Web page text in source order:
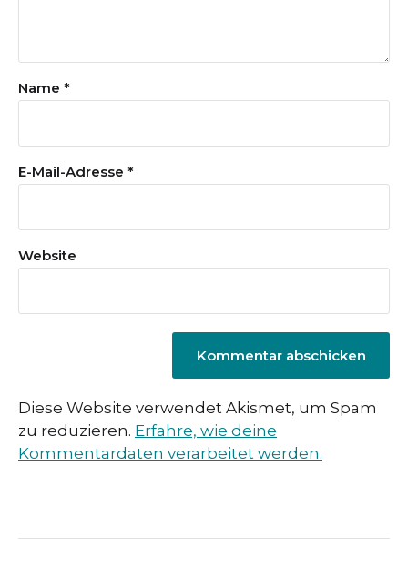
Name *
E-Mail-Adresse *
Website
Diese Website verwendet Akismet, um Spam
zu reduzieren. Erfahre, wie deine
Kommentardaten verarbeitet werden.